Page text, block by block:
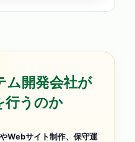
ム開発会社が
行うのか
Webサイト制作、保守運